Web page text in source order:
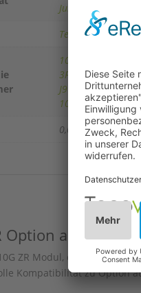
Juniper
,Nokia/
Tecowin
10310
3FE65832AA,
J9153A-ZR,JG915A
10GE-ZR,SFP-10G-
0,02 kg
Option auswählen
ZR Modul, codiert für
Kompatibilität zuOption